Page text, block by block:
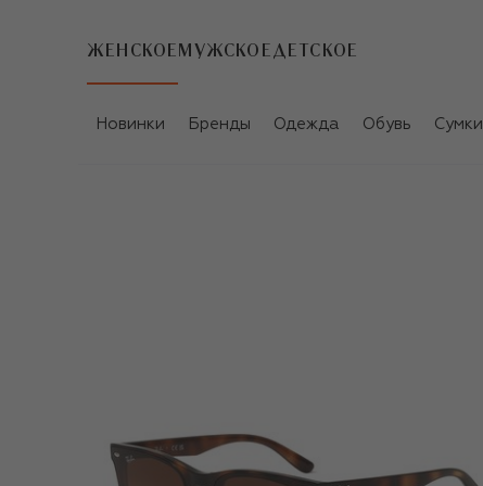
ЖЕНСКОЕ МУЖСКОЕ ДЕТСКОЕ
Новинки Бренды Одежда Обувь Сумки